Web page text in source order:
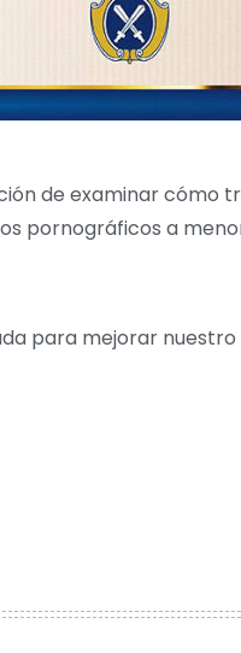
de examinar
pornográficos a
para mejorar